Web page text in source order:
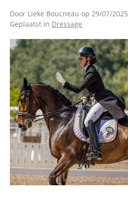
Door Lieke Boucneau op 29/07/2025
Geplaatst in Dressage
Afbeelding